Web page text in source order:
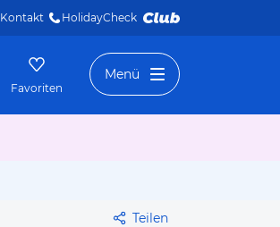
Kontakt HolidayCheck
Favoriten
Menü
Teilen